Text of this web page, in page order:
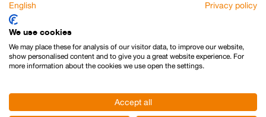
English Privacy policy
We use cookies
We may place these for analysis of our visitor data, to improve our website,
show personalised content and to give you a great website experience. For
more information about the cookies we use open the settings.
Accept all